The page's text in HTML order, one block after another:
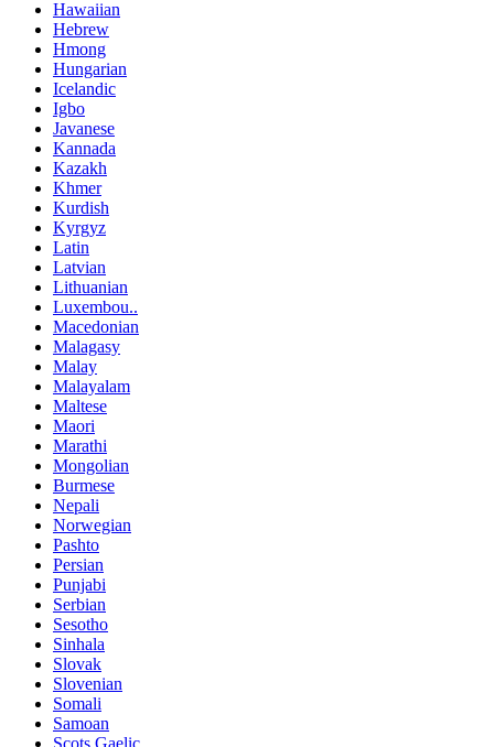
Hawaiian
Hebrew
Hmong
Hungarian
Icelandic
Igbo
Javanese
Kannada
Kazakh
Khmer
Kurdish
Kyrgyz
Latin
Latvian
Lithuanian
Luxembou..
Macedonian
Malagasy
Malay
Malayalam
Maltese
Maori
Marathi
Mongolian
Burmese
Nepali
Norwegian
Pashto
Persian
Punjabi
Serbian
Sesotho
Sinhala
Slovak
Slovenian
Somali
Samoan
Scots Gaelic